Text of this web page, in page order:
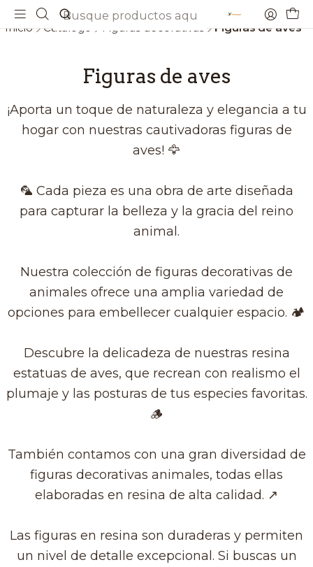
Inicio Catálogo Figuras de aves
Figuras de aves
¡Aporta un toque de naturaleza y elegancia a tu
hogar con nuestras cautivadoras figuras de
aves! 🦅
🦜 Cada pieza es una obra de arte diseñada
para capturar la belleza y la gracia del reino
animal.
Nuestra colección de figuras decorativas de
animales ofrece una amplia variedad de
opciones para embellecer cualquier espacio. 🏕️​
Descubre la delicadeza de nuestras resina
estatuas de aves, que recrean con realismo el
plumaje y las posturas de tus especies favoritas.
🪵​
También contamos con una gran diversidad de
figuras decorativas animales, todas ellas
elaboradas en resina de alta calidad. ↗️
Las figuras en resina son duraderas y permiten
un nivel de detalle excepcional. Si buscas un